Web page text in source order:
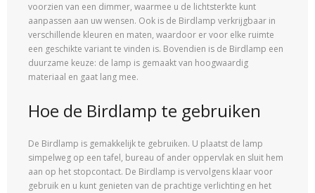
voorzien van een dimmer, waarmee u de lichtsterkte kunt
aanpassen aan uw wensen. Ook is de Birdlamp verkrijgbaar in
verschillende kleuren en maten, waardoor er voor elke ruimte
een geschikte variant te vinden is. Bovendien is de Birdlamp een
duurzame keuze: de lamp is gemaakt van hoogwaardig
materiaal en gaat lang mee.
Hoe de Birdlamp te gebruiken
De Birdlamp is gemakkelijk te gebruiken. U plaatst de lamp
simpelweg op een tafel, bureau of ander oppervlak en sluit hem
aan op het stopcontact. De Birdlamp is vervolgens klaar voor
gebruik en u kunt genieten van de prachtige verlichting en het